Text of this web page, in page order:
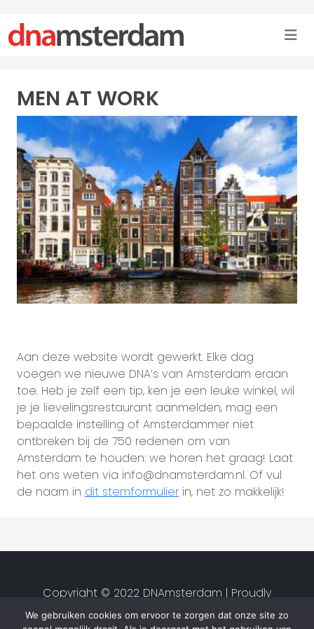
MEN AT WORK
Aan deze website wordt gewerkt. Elke dag
voegen we nieuwe DNA’s van Amsterdam eraan
toe. Heb je zelf een tip, ken je een leuke winkel, wil
je je lievelingsrestaurant aanmelden, mag een
bepaalde instelling of Amsterdammer niet
ontbreken bij de 750 redenen om van
Amsterdam te houden: we horen het graag! Laat
het ons weten via info@dnamsterdam.nl. Of vul
de naam in dit stemformulier in, net zo makkelijk!
We gebruiken cookies om ervoor te zorgen dat onze site zo
Copyright © 2022 DNAmsterdam | Proudly
created byStudio van Zwet |